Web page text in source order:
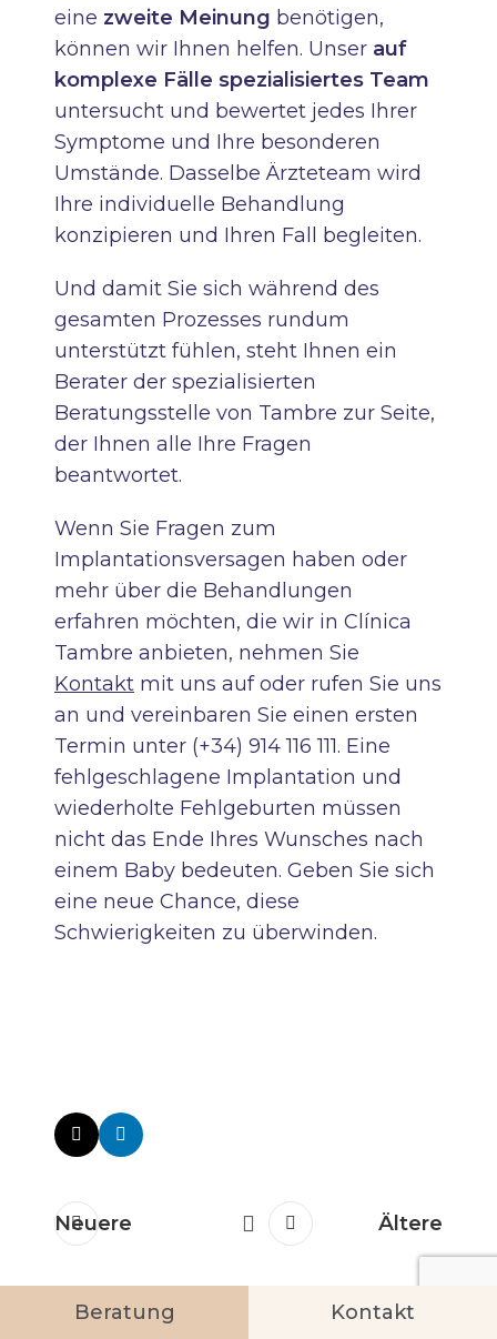
eine zweite Meinung benötigen,
können wir Ihnen helfen. Unser auf
komplexe Fälle spezialisiertes Team
untersucht und bewertet jedes Ihrer
Symptome und Ihre besonderen
Umstände. Dasselbe Ärzteteam wird
Ihre individuelle Behandlung
konzipieren und Ihren Fall begleiten.
Und damit Sie sich während des
gesamten Prozesses rundum
unterstützt fühlen, steht Ihnen ein
Berater der spezialisierten
Beratungsstelle von Tambre zur Seite,
der Ihnen alle Ihre Fragen
beantwortet.
Wenn Sie Fragen zum
Implantationsversagen haben oder
mehr über die Behandlungen
erfahren möchten, die wir in Clínica
Tambre anbieten, nehmen Sie
Kontakt mit uns auf oder rufen Sie uns
an und vereinbaren Sie einen ersten
Termin unter (+34) 914 116 111. Eine
fehlgeschlagene Implantation und
wiederholte Fehlgeburten müssen
nicht das Ende Ihres Wunsches nach
einem Baby bedeuten. Geben Sie sich
eine neue Chance, diese
Schwierigkeiten zu überwinden.
Neuere Ältere
Beratung Kontakt